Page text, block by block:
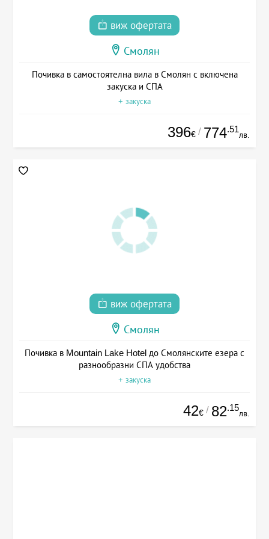
виж офертата
Смолян
Почивка в самостоятелна вила в Смолян с включена
закуска и СПА
+ закуска
396€ / 774.51
лв.
виж офертата
Смолян
Почивка в Mountain Lake Hotel до Смолянските езера с
разнообразни СПА удобства
+ закуска
42€ / 82.15
лв.